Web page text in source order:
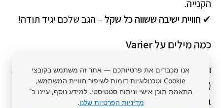
אנו מכבדים את פרטיותכם — אתר זה משתמש בקובצי
Cookie וטכנולוגיות דומות לשיפור חוויית המשתמש,
התאמת תוכן אישי וניתוח סטטיסטי. למידע נוסף, עיינו ב־
מדיניות הפרטיות שלנו.
הקנייה.
✔ חוויית ישיבה ששווה כל שקל – הגב שלכם יגיד תודה!
כמה מילים על Varier
וריאר (Varier) היא חברה נורווגית שנוסדה בשם Stokke
(סטוקה) ולאחר מכן הפכה ל-Varier. החברה ידועה
במיוחד בעיצובים הארגונומיים החדשניים שלה, כולל